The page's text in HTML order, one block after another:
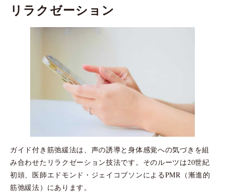
リラクゼーション
ガイド付き筋弛緩法は、声の誘導と身体感覚への気づきを組
み合わせたリラクゼーション技法です。そのルーツは20世紀
初頭、医師エドモンド・ジェイコブソンによるPMR（漸進的
筋弛緩法）にあります。